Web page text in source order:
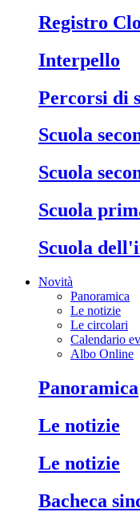
Registro
Interpello
Percorsi di
Scuola
Scuola
Scuola
Scuola
Novità
Panoramica
Le notizie
Le circolari
Calendario
Albo Online
Panoramica
Le notizie
Le notizie
Bacheca